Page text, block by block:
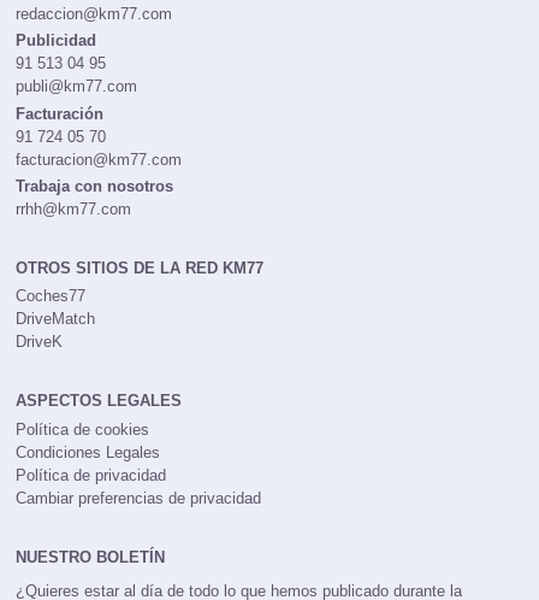
Redacción
redaccion@km77.com
Publicidad
91 513 04 95
publi@km77.com
Facturación
91 724 05 70
facturacion@km77.com
Trabaja con nosotros
OTROS SITIOS DE LA RED KM77
Coches77
DriveMatch
ASPECTOS LEGALES
Política de cookies
Condiciones Legales
Política de privacidad